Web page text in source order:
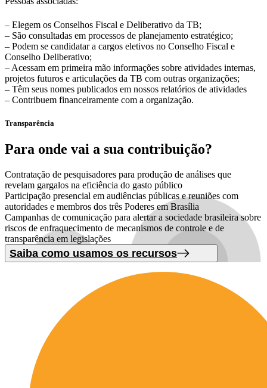
– Elegem os Conselhos Fiscal e Deliberativo da TB;
– São consultadas em processos de planejamento estratégico;
– Podem se candidatar a cargos eletivos no Conselho Fiscal e
Conselho Deliberativo;
– Acessam em primeira mão informações sobre atividades internas,
projetos futuros e articulações da TB com outras organizações;
– Têm seus nomes publicados em nossos relatórios de atividades
– Contribuem financeiramente com a organização.
Transparência
Para onde vai a sua contribuição?
Contratação de pesquisadores para produção de análises que
revelam gargalos na eficiência do gasto público
Participação presencial em audiências públicas e reuniões com
autoridades e membros dos três Poderes em Brasília
Campanhas de comunicação para alertar a sociedade brasileira sobre
riscos de enfraquecimento de mecanismos de controle e de
transparência em legislações
Saiba como usamos os recursos